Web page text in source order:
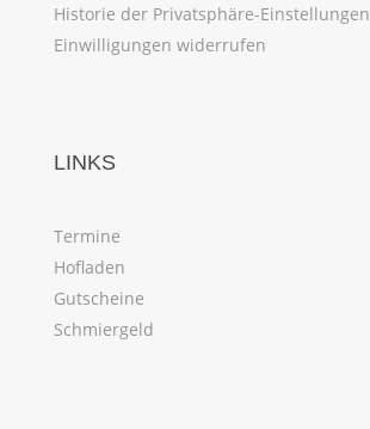
Historie der Privatsphäre-Einstellungen
Einwilligungen widerrufen
LINKS
Termine
Hofladen
Gutscheine
Schmiergeld